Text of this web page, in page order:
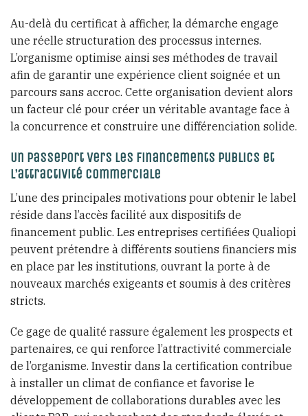
Au-delà du certificat à afficher, la démarche engage
une réelle structuration des processus internes.
L’organisme optimise ainsi ses méthodes de travail
afin de garantir une expérience client soignée et un
parcours sans accroc. Cette organisation devient alors
un facteur clé pour créer un véritable avantage face à
la concurrence et construire une différenciation solide.
Un passeport vers les financements publics et
l’attractivité commerciale
L’une des principales motivations pour obtenir le label
réside dans l’accès facilité aux dispositifs de
financement public. Les entreprises certifiées Qualiopi
peuvent prétendre à différents soutiens financiers mis
en place par les institutions, ouvrant la porte à de
nouveaux marchés exigeants et soumis à des critères
stricts.
Ce gage de qualité rassure également les prospects et
partenaires, ce qui renforce l’attractivité commerciale
de l’organisme. Investir dans la certification contribue
à installer un climat de confiance et favorise le
développement de collaborations durables avec les